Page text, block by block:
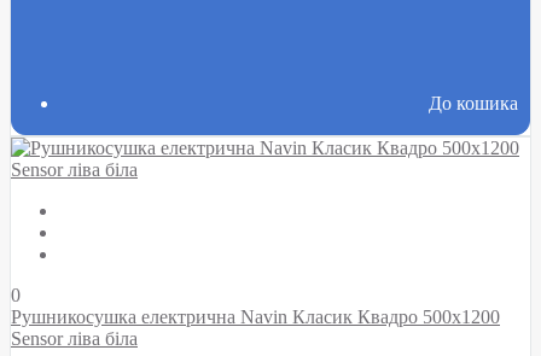
До кошика
0
Рушникосушка електрична Navin Класик Квадро 500х1200
Sensor ліва біла